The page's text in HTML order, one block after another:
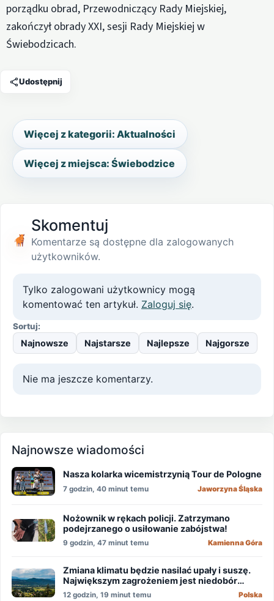
porządku obrad, Przewodniczący Rady Miejskiej,
zakończył obrady XXI, sesji Rady Miejskiej w
Świebodzicach.
Udostępnij
Więcej z kategorii: Aktualności
Więcej z miejsca: Świebodzice
Skomentuj
Komentarze są dostępne dla zalogowanych
użytkowników.
Tylko zalogowani użytkownicy mogą
komentować ten artykuł. Zaloguj się.
Sortuj:
Najnowsze Najstarsze Najlepsze Najgorsze
Nie ma jeszcze komentarzy.
Najnowsze wiadomości
Nasza kolarka wicemistrzynią Tour de Pologne
7 godzin, 40 minut temu Jaworzyna Śląska
Nożownik w rękach policji. Zatrzymano
podejrzanego o usiłowanie zabójstwa!
9 godzin, 47 minut temu Kamienna Góra
Zmiana klimatu będzie nasilać upały i suszę.
Największym zagrożeniem jest niedobór
wody
12 godzin, 19 minut temu Polska